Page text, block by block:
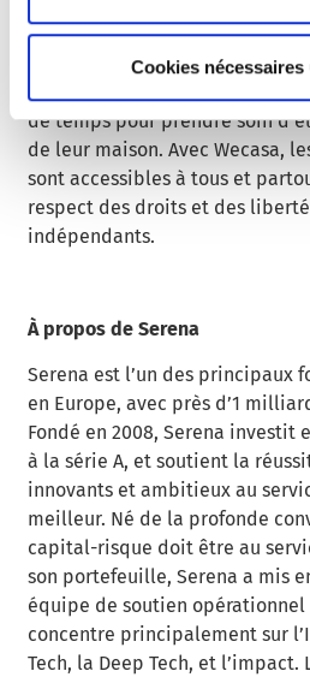
Cookies nécessaires
ménage, garde d’enfants ou
10 000 professionnels
disposition leurs savoir-faire sur
est de permettre aux
de temps pour prendre soin
de leur maison. Avec Wecasa,
sont accessibles à tous et
respect des droits et des
indépendants.
À propos de Serena
Serena est l’un des principaux
en Europe, avec près d’1
Fondé en 2008, Serena investit
à la série A, et soutient la
innovants et ambitieux au
meilleur. Né de la profonde
capital-risque doit être au
son portefeuille, Serena a mis
équipe de soutien opérationnel
concentre principalement sur
Tech, la Deep Tech, et l’impact.